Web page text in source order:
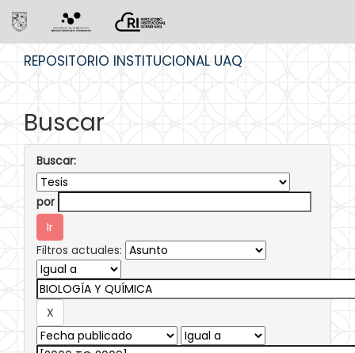
REPOSITORIO INSTITUCIONAL UAQ
Buscar
Buscar:
por
Filtros actuales: